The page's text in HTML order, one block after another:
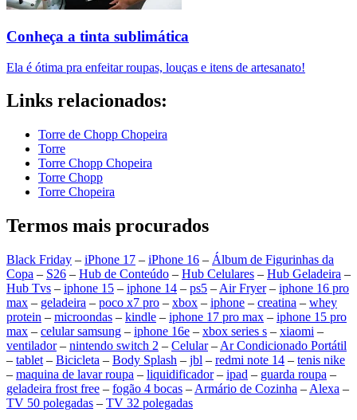
Conheça a tinta sublimática
Ela é ótima pra enfeitar roupas, louças e itens de artesanato!
Links relacionados:
Torre de Chopp Chopeira
Torre
Torre Chopp Chopeira
Torre Chopp
Torre Chopeira
Termos mais procurados
Black Friday – iPhone 17 – iPhone 16 – Álbum de Figurinhas da
Copa – S26 – Hub de Conteúdo – Hub Celulares – Hub Geladeira –
Hub Tvs – iphone 15 – iphone 14 – ps5 – Air Fryer– iphone 16 pro
max – geladeira – poco x7 pro – xbox – iphone – creatina – whey
protein – microondas – kindle – iphone 17 pro max – iphone 15 pro
max – celular samsung – iphone 16e – xbox series s – xiaomi –
ventilador– nintendo switch 2 – Celular– Ar Condicionado Portátil
– tablet – Bicicleta – Body Splash – jbl – redmi note 14 – tenis nike
– maquina de lavar roupa – liquidificador– ipad – guarda roupa –
geladeira frost free – fogão 4 bocas – Armário de Cozinha – Alexa –
TV 50 polegadas – TV 32 polegadas